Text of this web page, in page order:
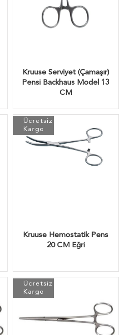
Kruuse Serviyet (Çamaşır)
Pensi Backhaus Model 13
CM
Kruuse Hemostatik Pens
20 CM Eğri
Ücretsiz
Kargo
Ücretsiz
Kargo